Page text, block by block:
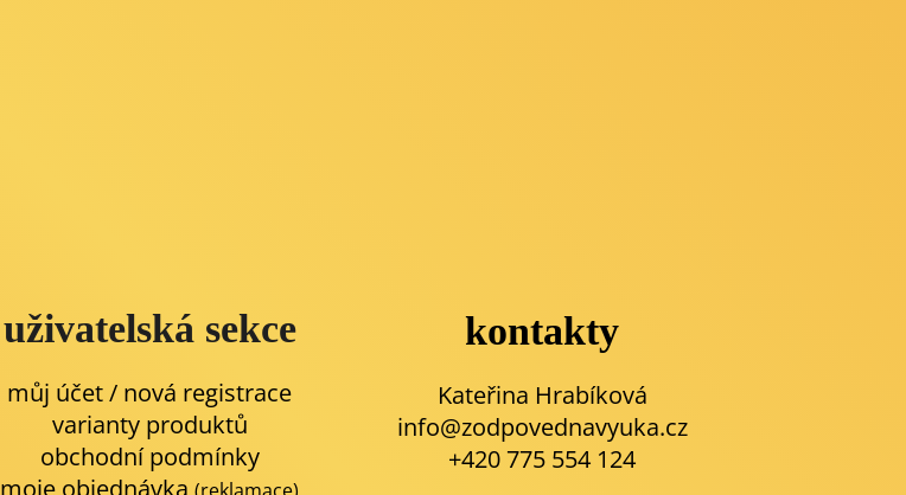
uživatelská sekce
můj účet / nová registrace
varianty produktů
obchodní podmínky
kontakty
Kateřina Hrabíková
info@zodpovednavyuka.cz
+420 775 554 124